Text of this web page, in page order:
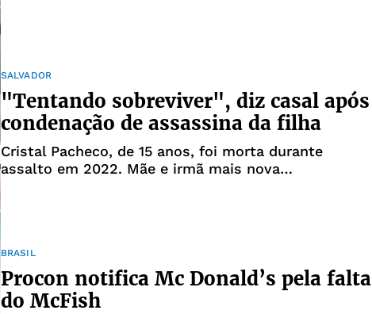
SALVADOR
"Tentando sobreviver", diz casal após
condenação de assassina da filha
Cristal Pacheco, de 15 anos, foi morta durante
assalto em 2022. Mãe e irmã mais nova
BRASIL
Procon notifica Mc Donald’s pela falta
do McFish